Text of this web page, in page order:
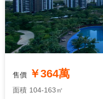
售價 ￥364萬
面積 104-163㎡